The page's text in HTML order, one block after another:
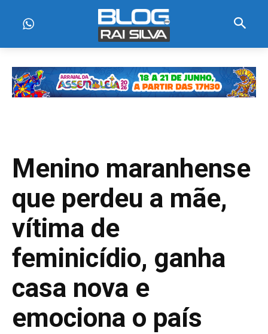
Menino maranhense
que perdeu a mãe,
vítima de
feminicídio, ganha
casa nova e
emociona o país